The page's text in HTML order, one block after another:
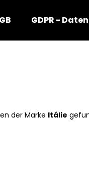
GDPR -
der Marke Itálie